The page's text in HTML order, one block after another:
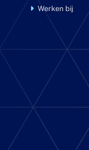
Werken bij